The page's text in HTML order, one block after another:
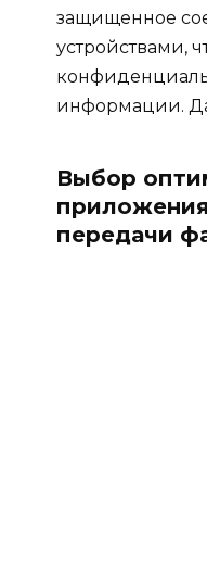
защищенное
устройствами,
информации.
Выбор
передачи